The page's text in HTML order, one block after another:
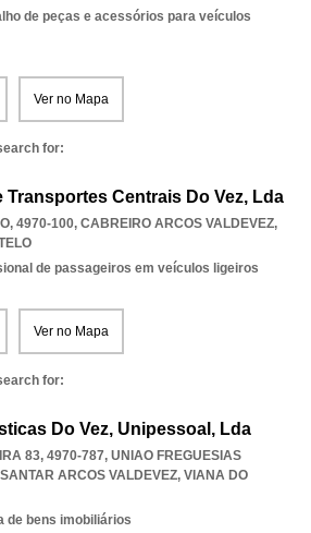
de peças e acessórios para veículos
Ver no Mapa
for:
Transportes Centrais Do Vez, Lda
4970-100, CABREIRO ARCOS VALDEVEZ,
de passageiros em veículos ligeiros
Ver no Mapa
for:
Do Vez, Unipessoal, Lda
83, 4970-787, UNIAO FREGUESIAS
ARCOS VALDEVEZ, VIANA DO
de bens imobiliários